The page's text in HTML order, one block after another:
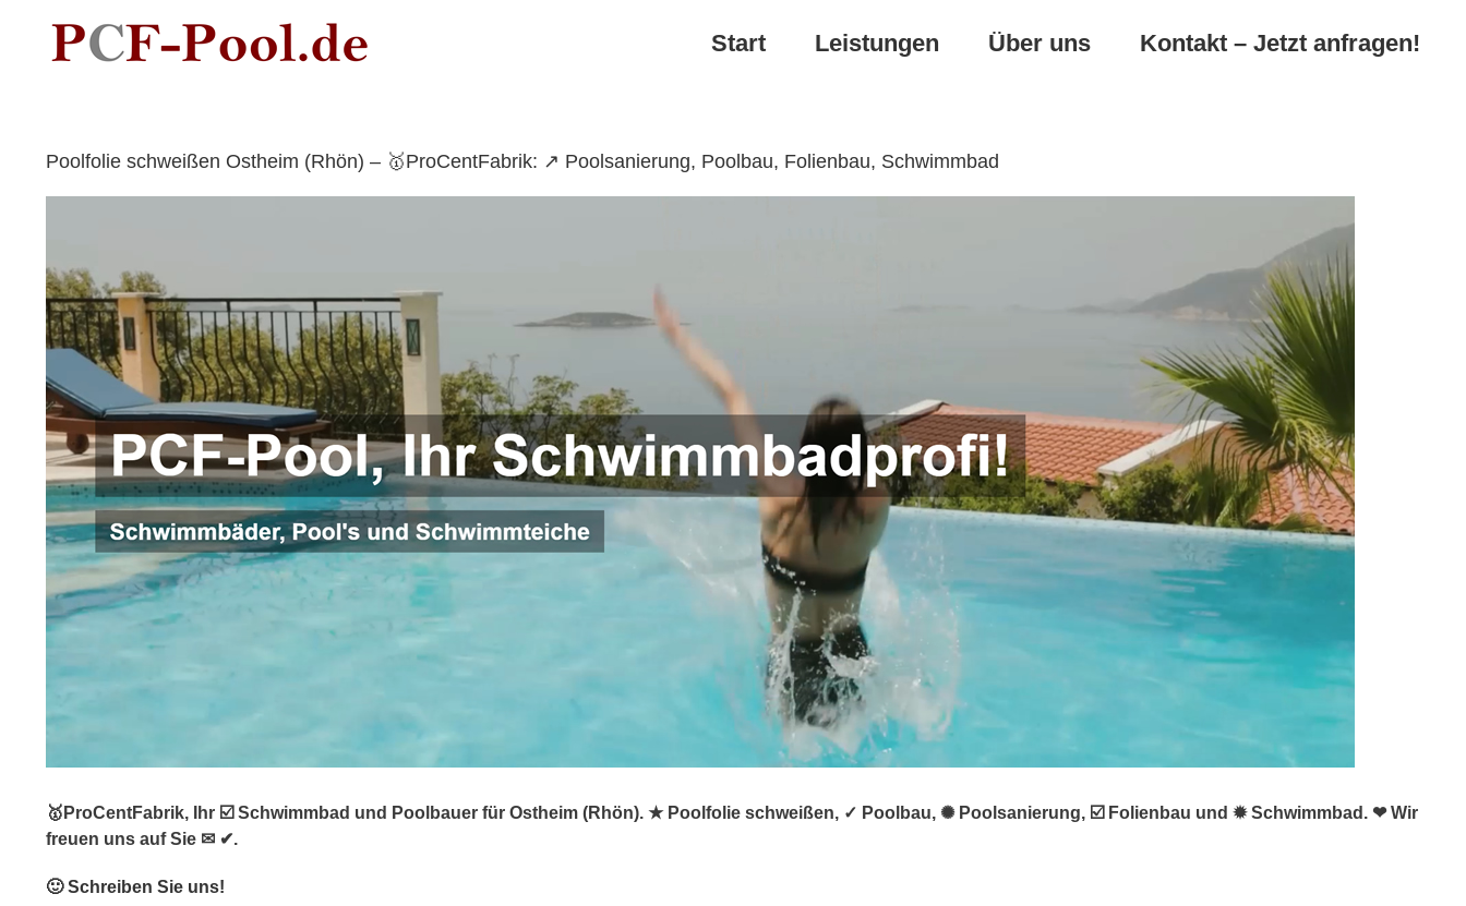
content
Start Leistungen Über uns Kontakt – Jetzt anfragen!
Poolfolie schweißen Ostheim (Rhön) – 🥇ProCentFabrik: ↗️ Poolsanierung, Poolbau, Folienbau, Schwimmbad
🥇ProCentFabrik, Ihr ☑️ Schwimmbad und Poolbauer für Ostheim (Rhön). ★ Poolfolie schweißen, ✓ Poolbau, ✺ Poolsanierung, ☑️ Folienbau und ✹ Schwimmbad. ❤ Wir
freuen uns auf Sie ✉ ✔.
🙂 Schreiben Sie uns!